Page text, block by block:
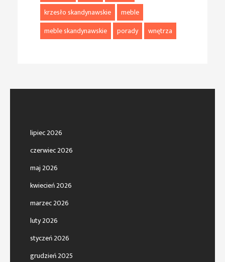
krzesło skandynawskie
meble
meble skandynawskie
porady wnętrza
lipiec 2026
czerwiec 2026
maj 2026
kwiecień 2026
marzec 2026
luty 2026
styczeń 2026
grudzień 2025